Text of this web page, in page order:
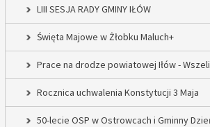
LIII SESJA RADY GMINY IŁÓW
Święta Majowe w Żłobku Maluch+
Prace na drodze powiatowej Iłów -
Rocznica uchwalenia Konstytucji 3 Maja
50-lecie OSP w Ostrowcach i Gminny